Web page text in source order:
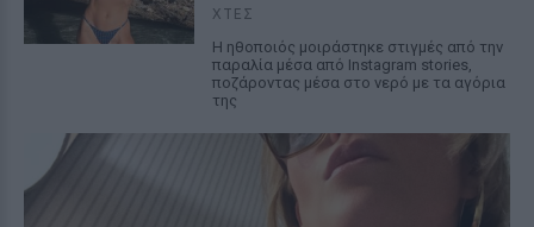
ΧΤΕΣ
Η ηθοποιός μοιράστηκε στιγμές από την
παραλία μέσα από Instagram stories,
ποζάροντας μέσα στο νερό με τα αγόρια
της